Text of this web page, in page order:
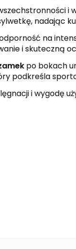
i
nadając
na
i skuteczną
po bokach
podkreśla
i wygodę